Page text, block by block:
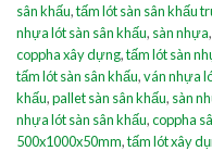
sân khấu,tấm lót sàn sân khấu
nhựa lót sàn sân khấu, sàn nhựa,
coppha xây dựng,tấm lót sàn
tấm lót sàn sân khấu,ván nhựa
khấu,pallet sàn sân khấu, sàn
nhựa lót sàn sân khấu,coppha
500x1000x50mm,tấm lót xây